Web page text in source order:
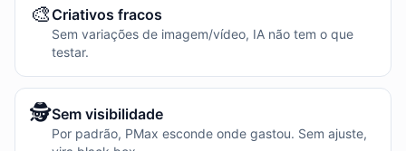
🎨Criativos fracos
Sem variações de imagem/vídeo, IA não tem o que
testar.
🕵️Sem visibilidade
Por padrão, PMax esconde onde gastou. Sem ajuste,